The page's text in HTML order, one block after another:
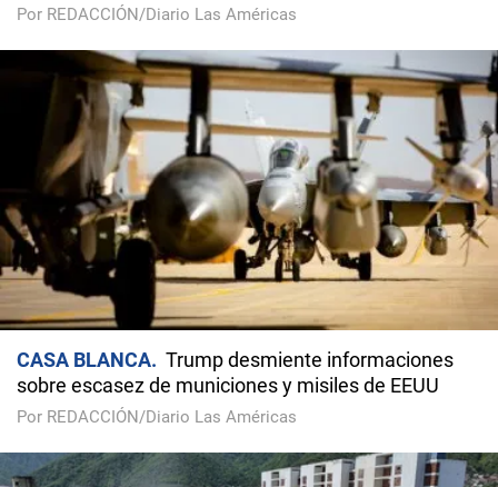
Por REDACCIÓN/Diario Las Américas
CASA BLANCA
Trump desmiente informaciones
sobre escasez de municiones y misiles de EEUU
Por REDACCIÓN/Diario Las Américas